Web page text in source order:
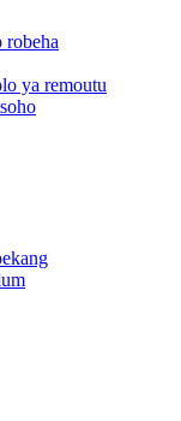
robeha
ya remoutu